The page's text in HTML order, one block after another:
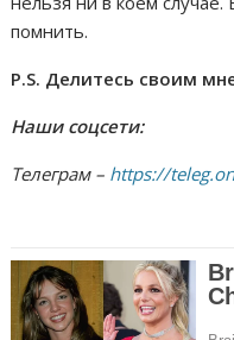
помнить.
P.S. Делитесь своим
Наши соцсети:
Телеграм – https://